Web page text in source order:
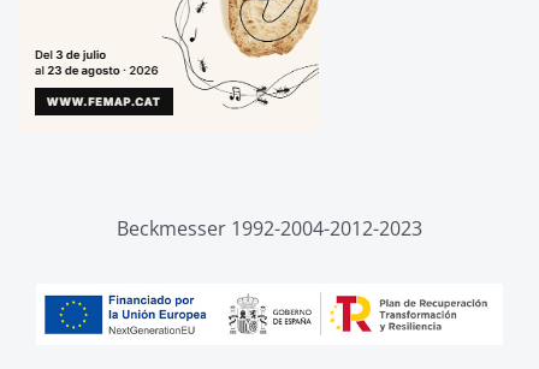
Beckmesser 1992-2004-2012-2023